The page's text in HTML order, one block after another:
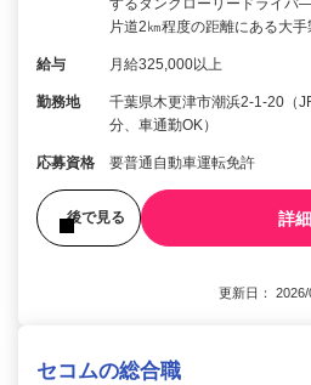
するタンクローリードライバ
片道2㎞程度の距離にある大
給与 月給325,000以上
勤務地
千葉県木更津市潮浜2-1-20（
分、車通勤OK）
応募資格 要普通自動車運転免許
後で見る 詳
更新日：
セコムの総合職